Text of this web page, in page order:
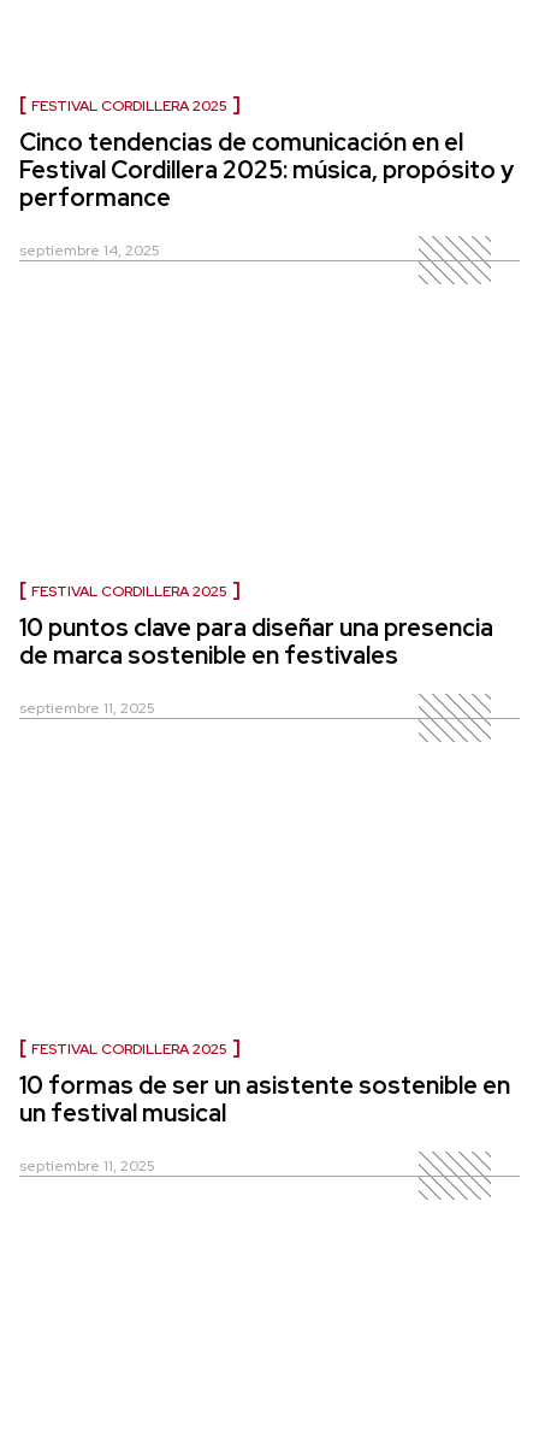
FESTIVAL CORDILLERA 2025
Cinco tendencias de comunicación en el
Festival Cordillera 2025: música, propósito y
performance
septiembre 14, 2025
FESTIVAL CORDILLERA 2025
10 puntos clave para diseñar una presencia
de marca sostenible en festivales
septiembre 11, 2025
FESTIVAL CORDILLERA 2025
10 formas de ser un asistente sostenible en
un festival musical
septiembre 11, 2025